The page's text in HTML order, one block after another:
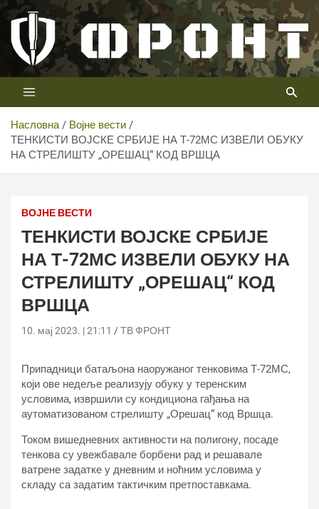
Скип
цонтент
Телевизија ФРОНТ
Први војни канал у Србији
Насловна
Војне вести
ТЕНКИСТИ ВОЈСКЕ СРБИЈЕ НА Т-72МС ИЗВЕЛИ ОБУКУ
НА СТРЕЛИШТУ „ОРЕШАЦ“ КОД ВРШЦА
ВОЈНЕ ВЕСТИ
ТЕНКИСТИ ВОЈСКЕ СРБИЈЕ
НА Т-72МС ИЗВЕЛИ ОБУКУ НА
СТРЕЛИШТУ „ОРЕШАЦ“ КОД
ВРШЦА
10. мај 2023. | 21:11 ТВ ФРОНТ
Припадници батаљона наоружаног тенковима Т-72МС,
који ове недеље реализују обуку у теренским
условима, извршили су кондициона гађања на
аутоматизованом стрелишту „Орешац“ код Вршца.
Током вишедневних активности на полигону, посаде
тенкова су увежбавале борбени рад и решавале
ватрене задатке у дневним и ноћним условима у
складу са задатим тактичким претпоставкама.